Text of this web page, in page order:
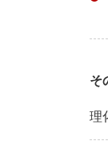
そ
理